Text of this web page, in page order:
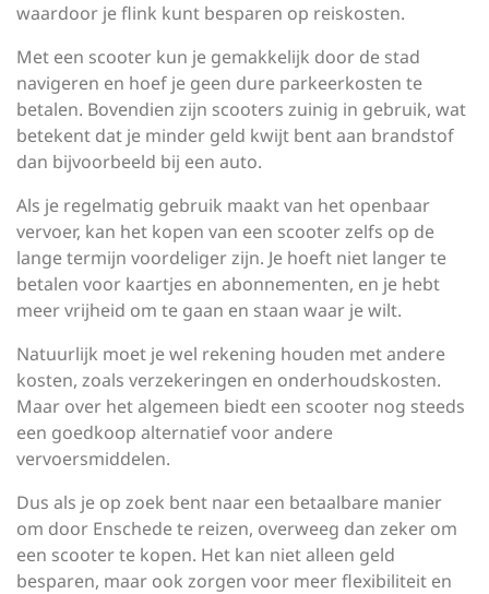
waardoor je flink kunt besparen op reiskosten.
Met een scooter kun je gemakkelijk door de stad
navigeren en hoef je geen dure parkeerkosten te
betalen. Bovendien zijn scooters zuinig in gebruik, wat
betekent dat je minder geld kwijt bent aan brandstof
dan bijvoorbeeld bij een auto.
Als je regelmatig gebruik maakt van het openbaar
vervoer, kan het kopen van een scooter zelfs op de
lange termijn voordeliger zijn. Je hoeft niet langer te
betalen voor kaartjes en abonnementen, en je hebt
meer vrijheid om te gaan en staan waar je wilt.
Natuurlijk moet je wel rekening houden met andere
kosten, zoals verzekeringen en onderhoudskosten.
Maar over het algemeen biedt een scooter nog steeds
een goedkoop alternatief voor andere
vervoersmiddelen.
Dus als je op zoek bent naar een betaalbare manier
om door Enschede te reizen, overweeg dan zeker om
een scooter te kopen. Het kan niet alleen geld
besparen, maar ook zorgen voor meer flexibiliteit en